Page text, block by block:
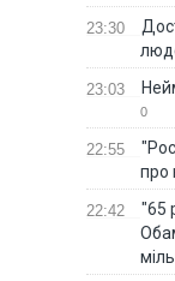
23:30
23:03
0
22:55
про
22:42
"65